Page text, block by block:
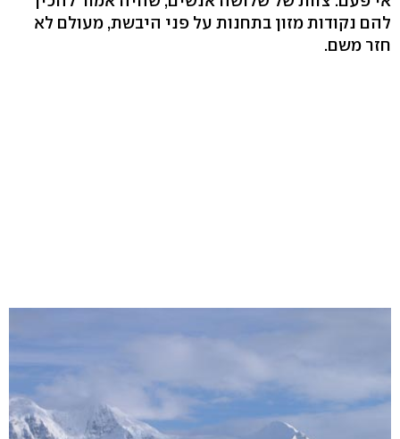
להם נקודות מזון בתחנות על פני היבשת, מעולם לא
חזר משם.